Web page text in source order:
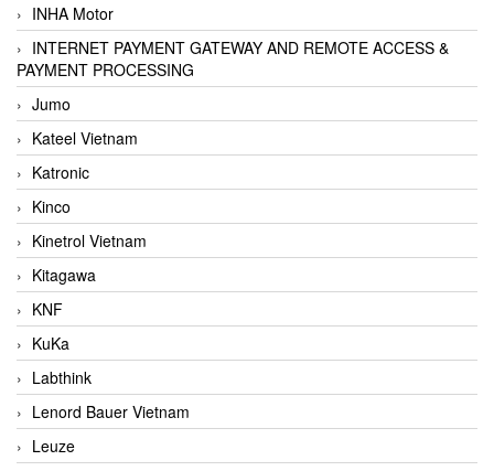
INHA Motor
INTERNET PAYMENT GATEWAY AND REMOTE ACCESS &
PAYMENT PROCESSING
Jumo
Kateel Vietnam
Katronic
Kinco
Kinetrol Vietnam
Kitagawa
KNF
KuKa
Labthink
Lenord Bauer Vietnam
Leuze